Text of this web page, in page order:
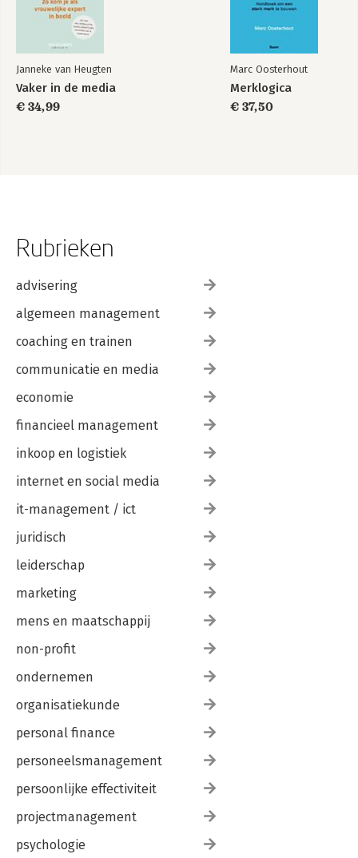
Janneke van Heugten
Vaker in de media
€ 34,99
Marc Oosterhout
Merklogica
€ 37,50
Rubrieken
advisering
algemeen management
coaching en trainen
communicatie en media
economie
financieel management
inkoop en logistiek
internet en social media
it-management / ict
juridisch
leiderschap
marketing
mens en maatschappij
non-profit
ondernemen
organisatiekunde
personal finance
personeelsmanagement
persoonlijke effectiviteit
projectmanagement
psychologie